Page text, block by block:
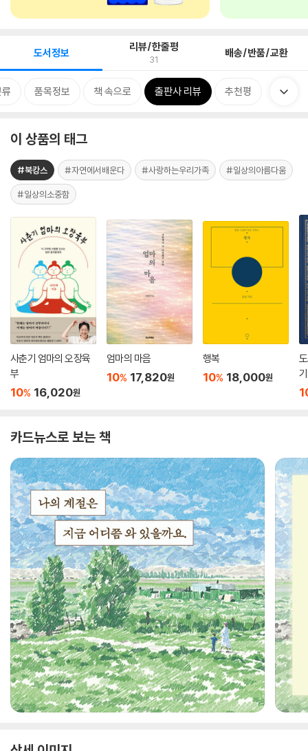
도서정보 리뷰/한줄평
31 배송/반품/교환
품목정보 책 속으로 출판사 리뷰 추천평
이 상품의 태그
#북캉스 #자연에서배운다 #사랑하는우리가족 #일상의아름다움
#일상의소중함
사춘기 엄마의 오장육
부
10% 16,020원
엄마의 마음
10% 17,820원
행복
10% 18,000원
기
카드뉴스로 보는 책